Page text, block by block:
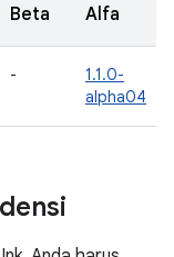
Beta
Alfa
-
1.1.0-
alpha04